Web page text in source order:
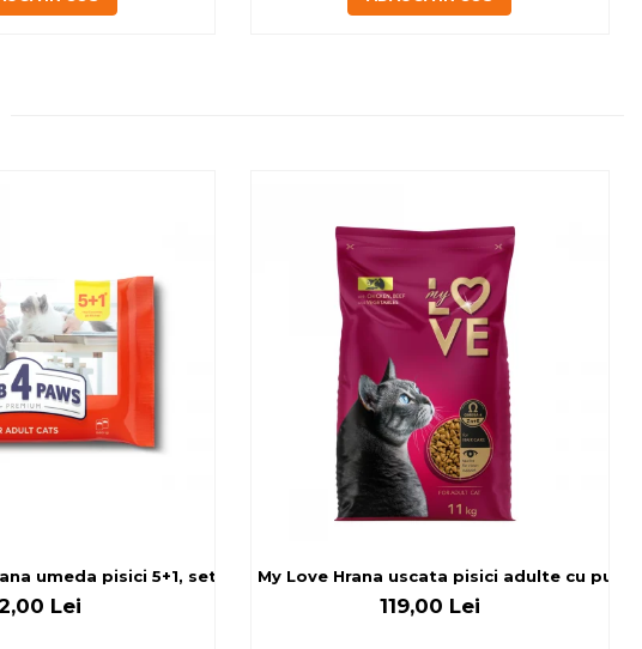
0.34kg
umeda pisici 5+1, set 6x80 g
Lei
My Love Hrana uscata pisici adulte cu pui,
119,00 Lei